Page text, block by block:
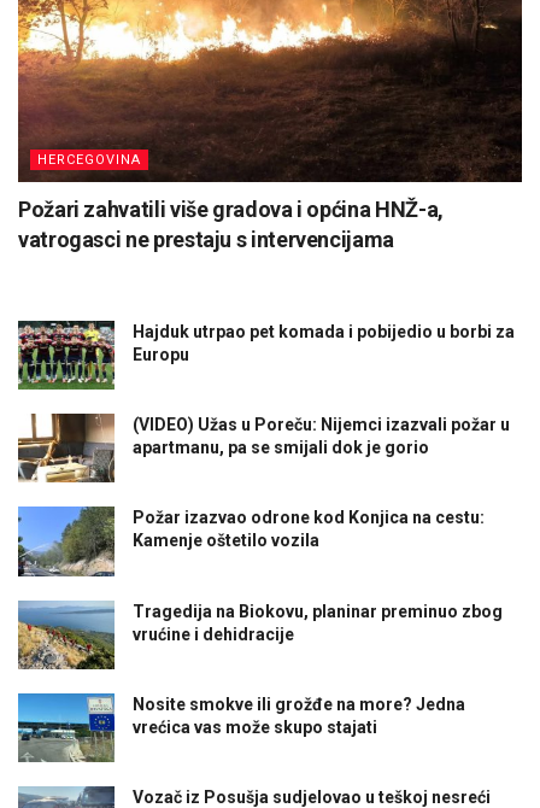
HERCEGOVINA
Požari zahvatili više gradova i općina HNŽ-a,
vatrogasci ne prestaju s intervencijama
Hajduk utrpao pet komada i pobijedio u borbi za
Europu
(VIDEO) Užas u Poreču: Nijemci izazvali požar u
apartmanu, pa se smijali dok je gorio
Požar izazvao odrone kod Konjica na cestu:
Kamenje oštetilo vozila
Tragedija na Biokovu, planinar preminuo zbog
vrućine i dehidracije
Nosite smokve ili grožđe na more? Jedna
vrećica vas može skupo stajati
Vozač iz Posušja sudjelovao u teškoj nesreći